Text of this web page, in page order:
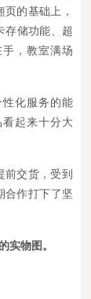
的基础上，
存储功能、超
，教室满场
化服务的能
起来十分大
前交货，受到
合作打下了坚
实物图。